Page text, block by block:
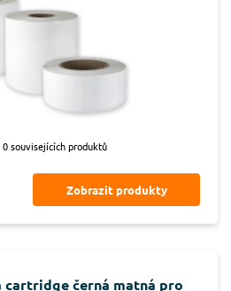
0 souvisejících produktů
Zobrazit produkty
cartridge černá matná pro